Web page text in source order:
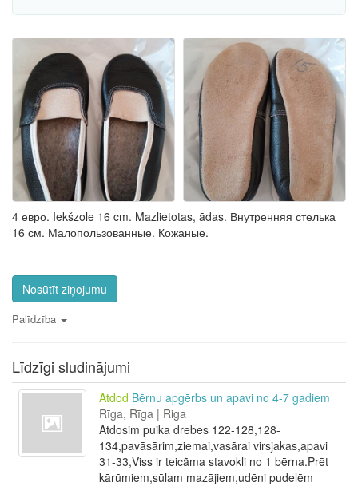
4 евро. Iekšzole 16 cm. Mazlietotas, ādas. Внутренняя стелька
16 см. Малопользованные. Кожаные.
Nosūtīt ziņojumu
Palīdzība
Līdzīgi sludinājumi
Atdod Bērnu apgērbs un apavi no 4-7 gadiem
Rīga, Rīga | Riga
Atdosim puika drebes 122-128,128-
134,pavāsārim,ziemai,vasārai virsjakas,apavi
31-33,Viss ir teicãma stavokli no 1 bērna.Prēt
kārūmiem,sūlam mazājiem,udēni pudelēm